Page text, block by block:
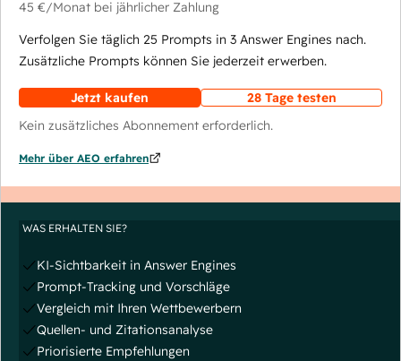
45 €/Monat bei jährlicher Zahlung
Verfolgen Sie täglich 25 Prompts in 3 Answer Engines nach.
Zusätzliche Prompts können Sie jederzeit erwerben.
Jetzt kaufen
28 Tage testen
Kein zusätzliches Abonnement erforderlich.
Mehr über AEO erfahren
WAS ERHALTEN SIE?
KI-Sichtbarkeit in Answer Engines
Prompt-Tracking und Vorschläge
Vergleich mit Ihren Wettbewerbern
Quellen- und Zitationsanalyse
Priorisierte Empfehlungen